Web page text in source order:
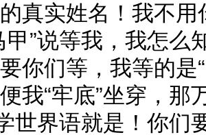
真实姓名！我不
甲”说等我，我怎么
你们等，我等的是
我“牢底”坐穿，那
世界语就是！你们